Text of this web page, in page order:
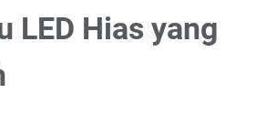
LED Hias yang